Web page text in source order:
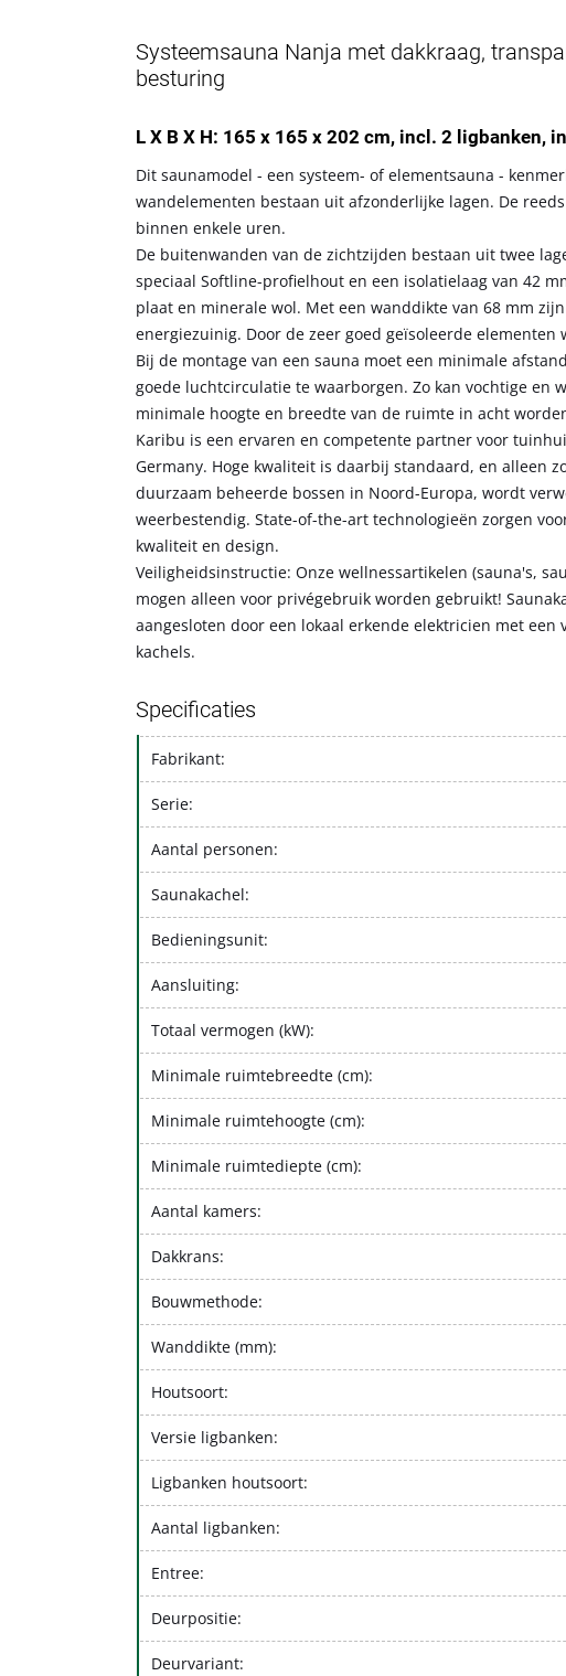
Systeemsauna Nanja met dakkraag,
besturing
L X B X H: 165 x 165 x 202 cm, incl. 2 ligbanken,
Dit saunamodel - een systeem- of elementsauna -
wandelementen bestaan uit afzonderlijke lagen. De
binnen enkele uren.
De buitenwanden van de zichtzijden bestaan uit twee
speciaal Softline-profielhout en een isolatielaag van 42
plaat en minerale wol. Met een wanddikte van 68 mm
energiezuinig. Door de zeer goed geïsoleerde elementen
Bij de montage van een sauna moet een minimale
goede luchtcirculatie te waarborgen. Zo kan vochtige
minimale hoogte en breedte van de ruimte in acht
Karibu is een ervaren en competente partner voor
Germany. Hoge kwaliteit is daarbij standaard, en alleen
duurzaam beheerde bossen in Noord-Europa, wordt
weerbestendig. State-of-the-art technologieën zorgen
kwaliteit en design.
Veiligheidsinstructie: Onze wellnessartikelen (sauna's,
mogen alleen voor privégebruik worden gebruikt!
aangesloten door een lokaal erkende elektricien met
kachels.
Specificaties
Fabrikant:
Serie:
Aantal personen:
Saunakachel:
Bedieningsunit:
Aansluiting:
Totaal vermogen (kW):
Minimale ruimtebreedte (cm):
Minimale ruimtehoogte (cm):
Minimale ruimtediepte (cm):
Aantal kamers:
Dakkrans:
Bouwmethode:
Wanddikte (mm):
Houtsoort:
Versie ligbanken:
Ligbanken houtsoort:
Aantal ligbanken:
Entree:
Deurpositie:
Deurvariant: